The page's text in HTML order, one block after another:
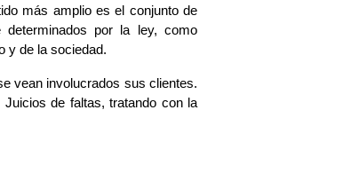
más amplio es el conjunto de
determinados por la ley, como
y de la sociedad.
vean involucrados sus clientes.
de faltas, tratando con la